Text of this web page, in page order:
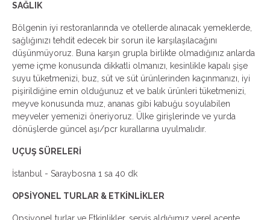
SAĞLIK
Bölgenin iyi restoranlarında ve otellerde alınacak yemeklerde,
sağlığınızı tehdit edecek bir sorun ile karşılaşılacağını
düşünmüyoruz. Buna karşın grupla birlikte olmadığınız anlarda
yeme içme konusunda dikkatli olmanızı, kesinlikle kapalı şişe
suyu tüketmenizi, buz, süt ve süt ürünlerinden kaçınmanızı, iyi
pişirildiğine emin olduğunuz et ve balık ürünleri tüketmenizi,
meyve konusunda muz, ananas gibi kabuğu soyulabilen
meyveler yemenizi öneriyoruz. Ülke girişlerinde ve yurda
dönüşlerde güncel aşı/pcr kurallarına uyulmalıdır.
UÇUŞ SÜRELERİ
İstanbul - Saraybosna 1 sa 40 dk
OPSİYONEL TURLAR & ETKİNLİKLER